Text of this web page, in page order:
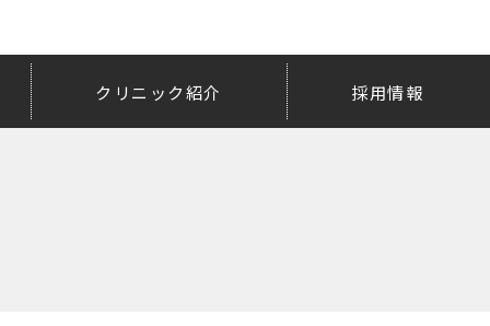
クリニック紹介 採用情報